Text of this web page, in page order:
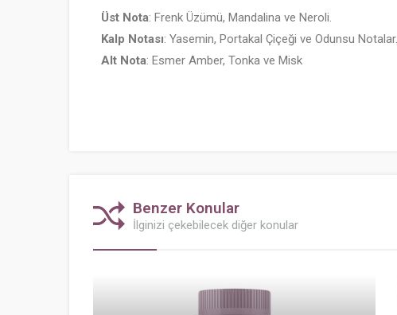
Üst Nota: Frenk Üzümü, Mandalina ve Neroli.
Kalp Notası: Yasemin, Portakal Çiçeği ve Odunsu Notalar.
Alt Nota: Esmer Amber, Tonka ve Misk
Benzer Konular
İlginizi çekebilecek diğer konular